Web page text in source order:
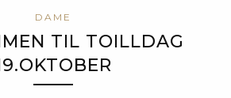
DAME
TIL TOILLDAG